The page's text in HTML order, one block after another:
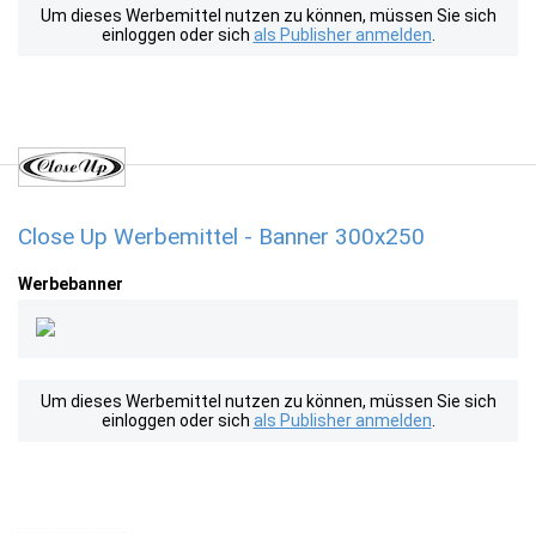
Um dieses Werbemittel nutzen zu können, müssen Sie sich
einloggen oder sich als Publisher anmelden
Close Up Werbemittel - Banner 300x250
Werbebanner
Um dieses Werbemittel nutzen zu können, müssen Sie sich
einloggen oder sich als Publisher anmelden